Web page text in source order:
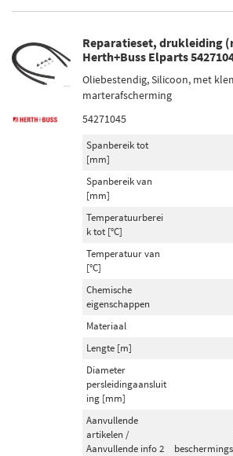
Resultaten
×
Merk
Walker (35)
Bm Catalysts (24)
Blue Print (5)
Categorieën
Roetfilter (147)
Roetfilter montageset (6)
Drukleiding voor druksensor roetfilter
Reparatieset, drukleiding (roetfilter) (1)
Niet op voorraad (98)
Reparatieset, drukleiding
Herth+Buss Elparts
Oliebestendig, Silicoon, met
marterafscherming
54271045
Spanbereik tot
[mm]
Spanbereik van
[mm]
Temperatuurberei
k tot [°C]
Temperatuur van
[°C]
Chemische
eigenschappen
Materiaal
Lengte [m]
Diameter
persleidingaansluit
ing [mm]
Aanvullende
artikelen /
Aanvullende info 2